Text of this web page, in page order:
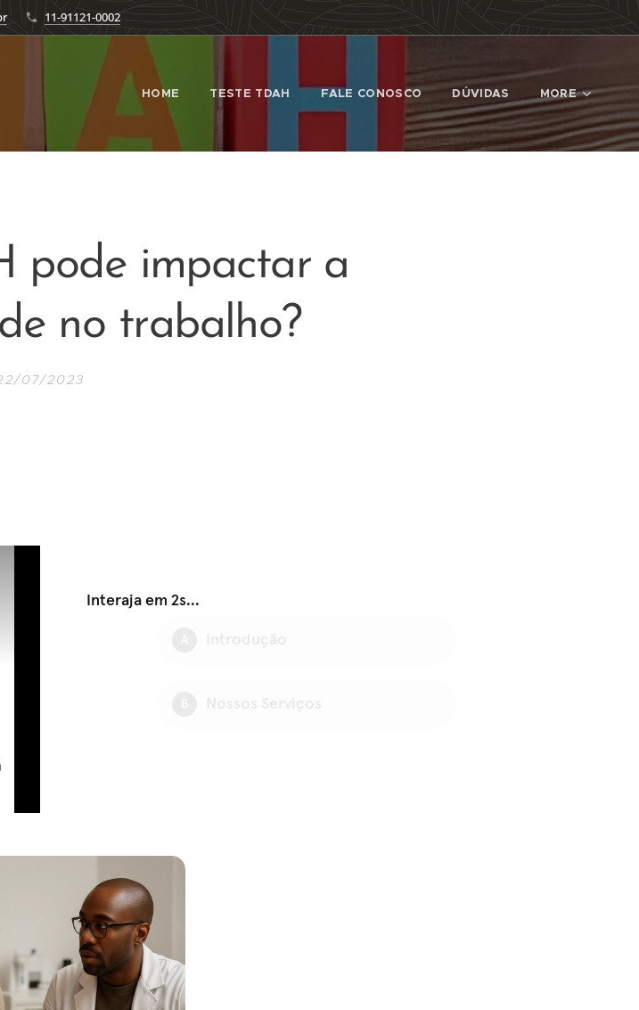
11-91121-0002
HOME TESTE TDAH FALE CONOSCO DÚVIDAS MORE
pode impactar a
no trabalho?
07/2023